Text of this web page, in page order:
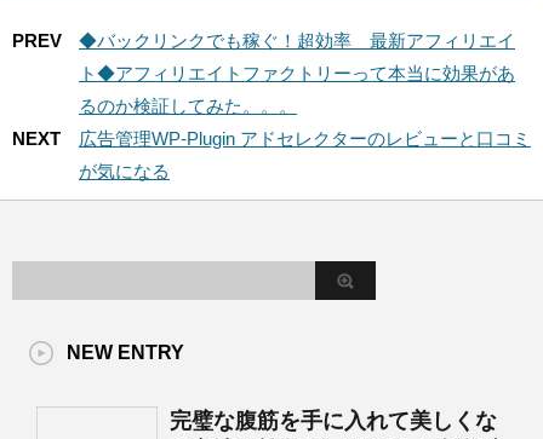
PREV
◆バックリンクでも稼ぐ！超効率 最新アフィリエイ
ト◆アフィリエイトファクトリーって本当に効果があ
るのか検証してみた。。。
NEXT
広告管理WP-Plugin アドセレクターのレビューと口コミ
が気になる
NEW ENTRY
完璧な腹筋を手に入れて美しくな